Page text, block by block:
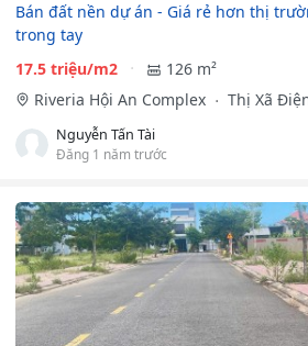
Bán đất nền dự án - Giá rẻ hơn thị
trong tay
17.5 triệu/m2
126 m²
Riveria Hội An Complex
Thị Xã
Nguyễn Tấn Tài
Đăng 1 năm trước